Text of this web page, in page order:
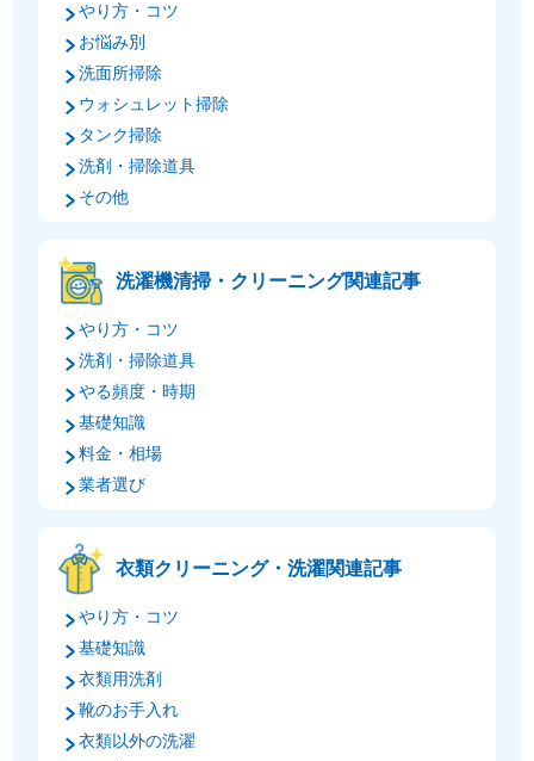
やり方・コツ
お悩み別
洗面所掃除
ウォシュレット掃除
タンク掃除
洗剤・掃除道具
その他
洗濯機清掃・クリーニング関連記事
やり方・コツ
洗剤・掃除道具
やる頻度・時期
基礎知識
料金・相場
業者選び
衣類クリーニング・洗濯関連記事
やり方・コツ
基礎知識
衣類用洗剤
靴のお手入れ
衣類以外の洗濯